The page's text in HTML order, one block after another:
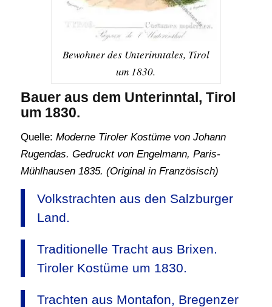
Bewohner des Unterinntales, Tirol
um 1830.
Bauer aus dem Unterinntal, Tirol
um 1830.
Quelle: Moderne Tiroler Kostüme von Johann
Rugendas. Gedruckt von Engelmann, Paris-
Mühlhausen 1835. (Original in Französisch)
Volkstrachten aus den Salzburger
Land.
Traditionelle Tracht aus Brixen.
Tiroler Kostüme um 1830.
Trachten aus Montafon, Bregenzer